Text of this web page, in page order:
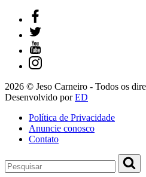
2026 © Jeso Carneiro - Todos os
Desenvolvido porED
Política de Privacidade
Anuncie conosco
Contato